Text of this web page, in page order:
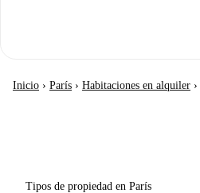
Inicio › París › Habitaciones en alquiler ›
Tipos de propiedad en París